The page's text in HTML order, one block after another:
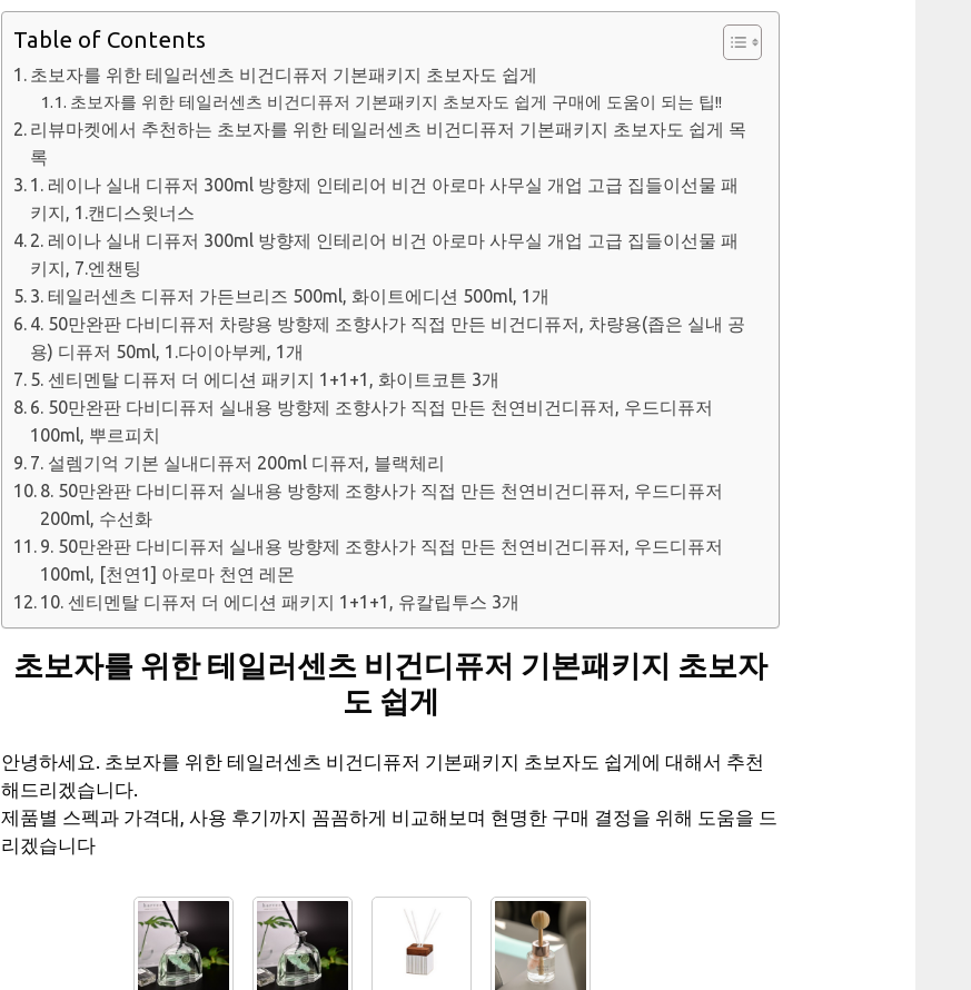
Table of Contents
초보자를 위한 테일러센츠 비건디퓨저 기본패키지 초보자도 쉽게
초보자를 위한 테일러센츠 비건디퓨저 기본패키지 초보자도 쉽게 구매에 도움이 되는 팁!!
리뷰마켓에서 추천하는 초보자를 위한 테일러센츠 비건디퓨저 기본패키지 초보자도 쉽게 목
록
1. 레이나 실내 디퓨저 300ml 방향제 인테리어 비건 아로마 사무실 개업 고급 집들이선물 패
키지, 1.캔디스윗너스
2. 레이나 실내 디퓨저 300ml 방향제 인테리어 비건 아로마 사무실 개업 고급 집들이선물 패
키지, 7.엔챈팅
3. 테일러센츠 디퓨저 가든브리즈 500ml, 화이트에디션 500ml, 1개
4. 50만완판 다비디퓨저 차량용 방향제 조향사가 직접 만든 비건디퓨저, 차량용(좁은 실내 공
용) 디퓨저 50ml, 1.다이아부케, 1개
5. 센티멘탈 디퓨저 더 에디션 패키지 1+1+1, 화이트코튼 3개
6. 50만완판 다비디퓨저 실내용 방향제 조향사가 직접 만든 천연비건디퓨저, 우드디퓨저
100ml, 뿌르피치
7. 설렘기억 기본 실내디퓨저 200ml 디퓨저, 블랙체리
8. 50만완판 다비디퓨저 실내용 방향제 조향사가 직접 만든 천연비건디퓨저, 우드디퓨저
200ml, 수선화
9. 50만완판 다비디퓨저 실내용 방향제 조향사가 직접 만든 천연비건디퓨저, 우드디퓨저
100ml, [천연1] 아로마 천연 레몬
10. 센티멘탈 디퓨저 더 에디션 패키지 1+1+1, 유칼립투스 3개
초보자를 위한 테일러센츠 비건디퓨저 기본패키지 초보자
도 쉽게
안녕하세요. 초보자를 위한 테일러센츠 비건디퓨저 기본패키지 초보자도 쉽게에 대해서 추천
해드리겠습니다.
제품별 스펙과 가격대, 사용 후기까지 꼼꼼하게 비교해보며 현명한 구매 결정을 위해 도움을 드
리겠습니다